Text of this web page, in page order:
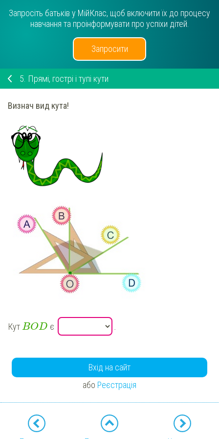
Запросіть батьків у МійКлас, щоб включити їх до процесу
навчання та проінформувати про успіхи дітей.
Запросити
5. Прямі, гострі і тупі кути
Визнач вид кута!
КутBOD є
Вхід на сайт
або Реєстрація